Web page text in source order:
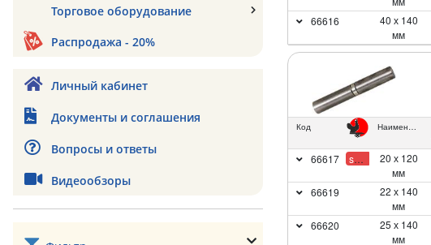
Торговое оборудование
Распродажа - 20%
Личный кабинет
Документы и соглашения
Вопросы и ответы
Видеообзоры
66616
40 х 140
мм
Код Наименование
66617 sale
20 х 120
мм
66619
22 х 140
мм
66620
25 х 140
мм